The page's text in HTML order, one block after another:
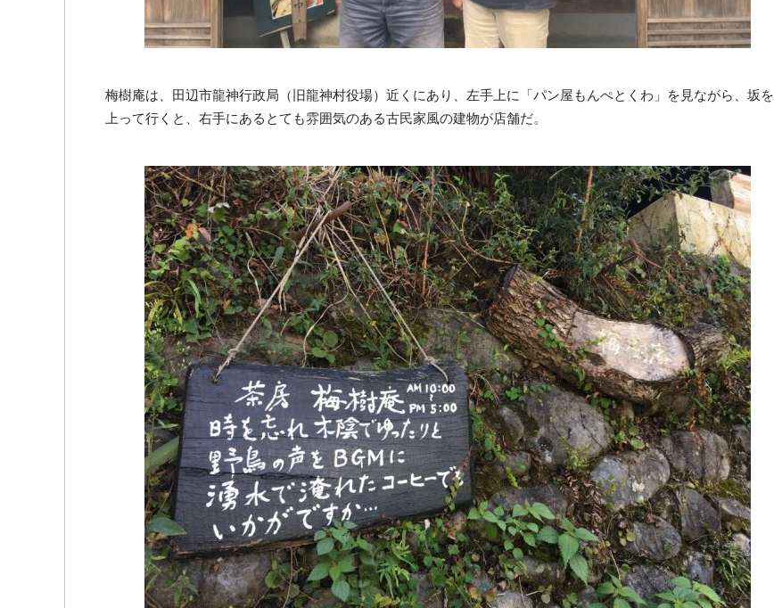
梅樹庵は、田辺市龍神行政局（旧龍神村役場）近くにあり、左手上に「パン屋もんぺとくわ」を見ながら、坂を
上って行くと、右手にあるとても雰囲気のある古民家風の建物が店舗だ。